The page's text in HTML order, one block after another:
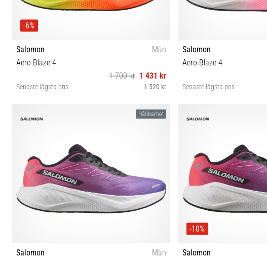
-6%
Salomon
Män
Aero Blaze 4
1 700 kr 1 431 kr
Senaste lägsta pris 1 520 kr
41⅓ 42 42⅔ 43⅓ 44 44⅔ 45⅓ 46 46⅔ 47⅓
Salomon
Aero Blaze 4
Senaste lägsta pris
37⅓ 38 38⅔ 39⅓ 40
Hållbarhet
Salomon
Män
-10%
Salomon